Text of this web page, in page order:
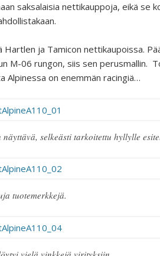
saksalaisia nettikauppoja, eikä se
Hartlen ja Tamicon nettikaupoissa.
M-06 rungon, siis sen perusmallin.
Alpinessa on enemmän racingiä…
selkeästi tarkoitettu hyllylle
tuotemerkkejä.